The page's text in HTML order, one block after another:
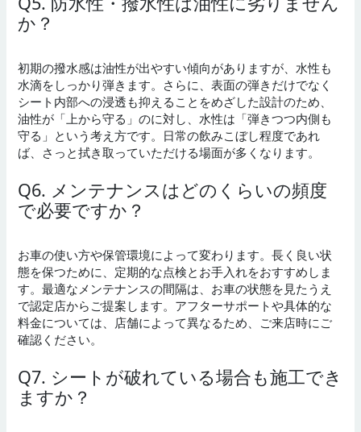
か？
初期の撥水感は油性が出やすい傾向がありますが、水性も
水滴をしっかり弾きます。さらに、表面の弾きだけでなく
シート内部への浸透も抑えることをめざした設計のため、
油性が「上から守る」のに対し、水性は「弾きつつ内側も
守る」という考え方です。日常の飲みこぼし程度であれ
ば、さっと拭き取っていただける場面が多くなります。
Q6. メンテナンスはどのくらいの頻度
で必要ですか？
お車の使い方や保管環境によって変わります。長く良い状
態を保つために、定期的な点検とお手入れをおすすめしま
す。最適なメンテナンスの間隔は、お車の状態を見たうえ
で認定店からご提案します。アフターサポートや具体的な
料金については、店舗によって異なるため、ご来店時にご
確認ください。
Q7. シートが破れている場合も施工でき
ますか？